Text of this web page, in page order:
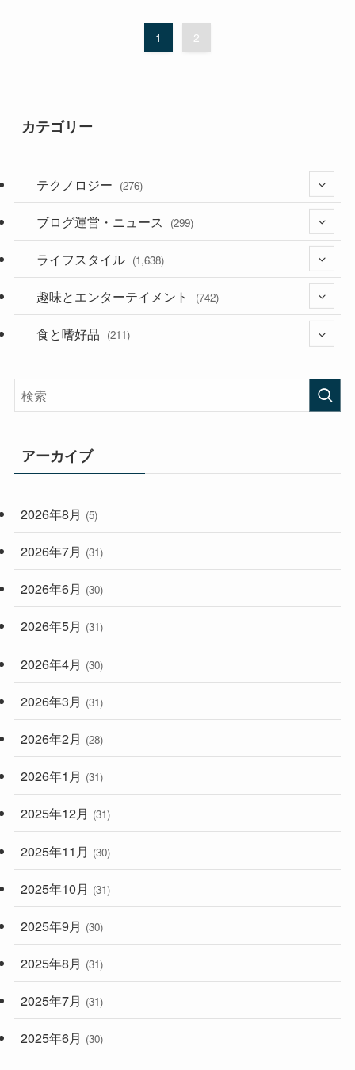
1 2
カテゴリー
テクノロジー (276)
(36)
(187)
ブログ運営・ニュース (299)
(118)
(181)
ライフスタイル (1,638)
(394)
(282)
(33)
(248)
趣味とエンターテイメント (742)
(56)
食と嗜好品 (211)
アーカイブ
2026年8月 (5)
2026年7月 (31)
2026年6月 (30)
2026年5月 (31)
2026年4月 (30)
2026年3月 (31)
2026年2月 (28)
2026年1月 (31)
2025年12月 (31)
2025年11月 (30)
2025年10月 (31)
2025年9月 (30)
2025年8月 (31)
2025年7月 (31)
2025年6月 (30)